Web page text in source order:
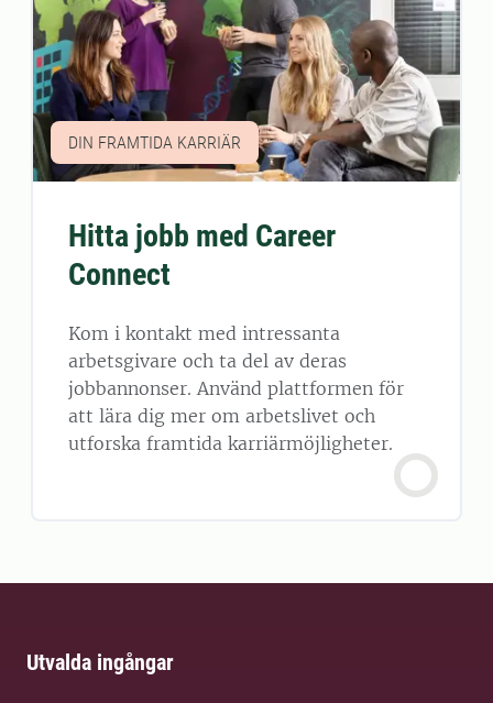
DIN FRAMTIDA KARRIÄR
Hitta jobb med Career
Connect
Kom i kontakt med intressanta
arbetsgivare och ta del av deras
jobbannonser. Använd plattformen för
att lära dig mer om arbetslivet och
utforska framtida karriärmöjligheter.
Utvalda ingångar